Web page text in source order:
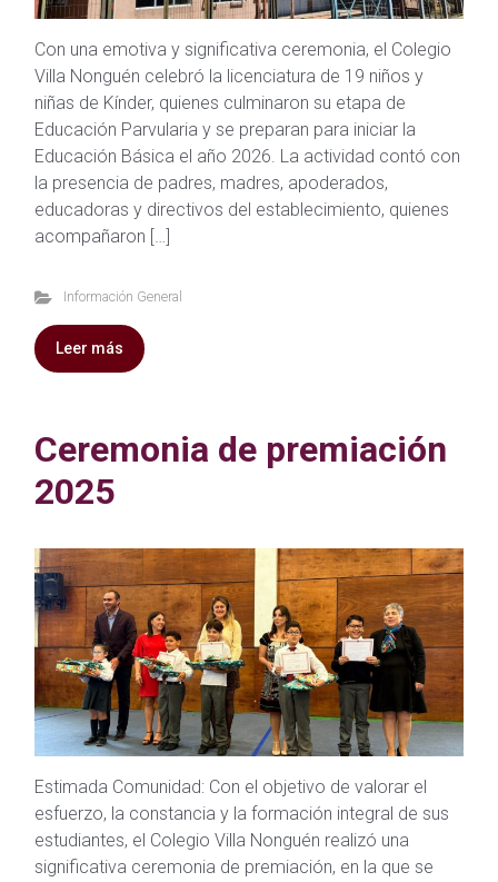
Con una emotiva y significativa ceremonia, el Colegio
Villa Nonguén celebró la licenciatura de 19 niños y
niñas de Kínder, quienes culminaron su etapa de
Educación Parvularia y se preparan para iniciar la
Educación Básica el año 2026. La actividad contó con
la presencia de padres, madres, apoderados,
educadoras y directivos del establecimiento, quienes
acompañaron […]
Información General
Leer más
Ceremonia de premiación
2025
Estimada Comunidad: Con el objetivo de valorar el
esfuerzo, la constancia y la formación integral de sus
estudiantes, el Colegio Villa Nonguén realizó una
significativa ceremonia de premiación, en la que se